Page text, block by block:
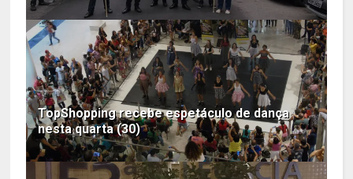
TopShopping recebe espetáculo de dança
nesta quarta (30)